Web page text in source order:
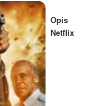
Opis
Netflix